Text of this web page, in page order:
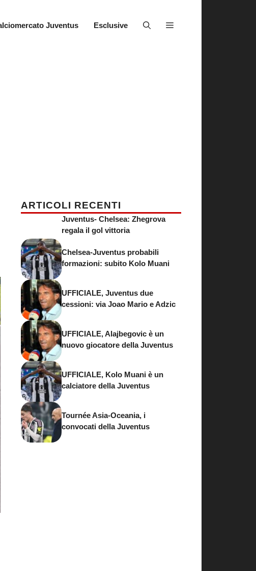
Juventus Esclusive
ARTICOLI RECENTI
Juventus- Chelsea: Zhegrova
regala il gol vittoria
Chelsea-Juventus probabili
formazioni: subito Kolo Muani
UFFICIALE, Juventus due
cessioni: via Joao Mario e Adzic
UFFICIALE, Alajbegovic è un
nuovo giocatore della Juventus
UFFICIALE, Kolo Muani è un
calciatore della Juventus
Tournée Asia-Oceania, i
convocati della Juventus